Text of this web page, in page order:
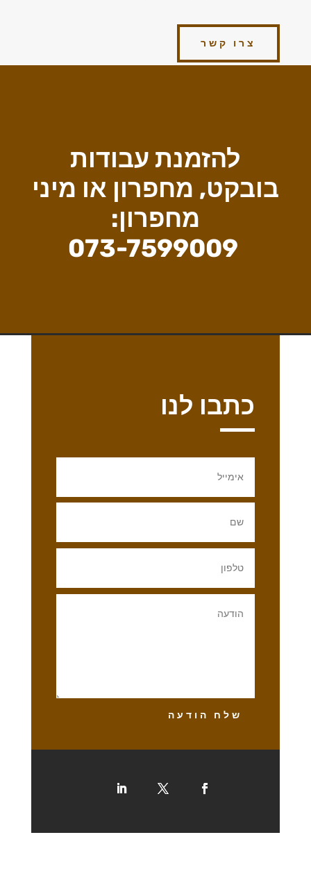
צרו קשר
להזמנת עבודות
בובקט, מחפרון או מיני
מחפרון:
073-7599009
כתבו לנו
שלח הודעה